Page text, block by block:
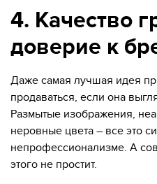
4. Качество
доверие к
Даже самая лучшая идея
продаваться, если она
Размытые изображения,
неровные цвета – все это
непрофессионализме. А
этого не простит.